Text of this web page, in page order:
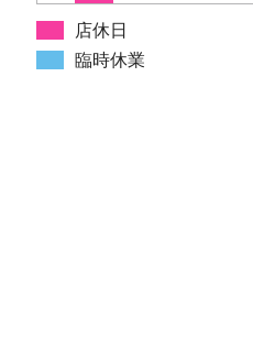
店休日
臨時休業